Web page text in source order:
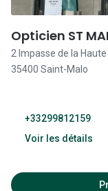
Opticien ST
2 Impasse de la
35400 Saint-Malo
+33299812159
Voir les détails